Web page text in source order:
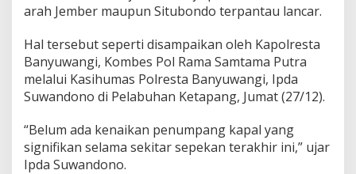
a
e
t
a
p
g
B
arah Jember maupun Situbondo terpantau lancar.
Hal tersebut seperti disampaikan oleh Kapolresta
Banyuwangi, Kombes Pol Rama Samtama Putra
melalui Kasihumas Polresta Banyuwangi, Ipda
Suwandono di Pelabuhan Ketapang, Jumat (27/12).
“Belum ada kenaikan penumpang kapal yang
signifikan selama sekitar sepekan terakhir ini,” ujar
Ipda Suwandono.